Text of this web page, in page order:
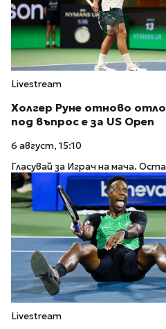
Livestream
Холгер Руне отново
под въпрос е за US Open
6 август, 15:10
Гласувай за Играч на мача.
Livestream